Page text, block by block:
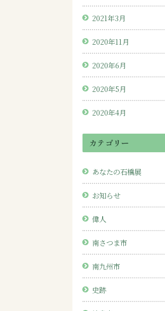
2021年3月
2020年11月
2020年6月
2020年5月
2020年4月
カテゴリー
あなたの石橋展
お知らせ
偉人
南さつま市
南九州市
史跡